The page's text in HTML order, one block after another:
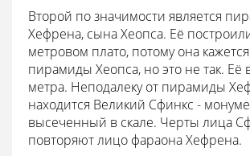
Второй по значимости является
Хефрена, сына Хеопса. Её
метровом плато, потому она
пирамиды Хеопса, но это не так. Её
метра. Неподалеку от пирамиды
находится Великий Сфинкс -
высеченный в скале. Черты лица
повторяют лицо фараона Хефрена.